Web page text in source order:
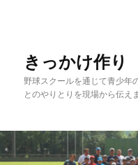
移
動
きっかけ作り
野球スクールを通じて青少年
とのやりとりを現場から伝えま